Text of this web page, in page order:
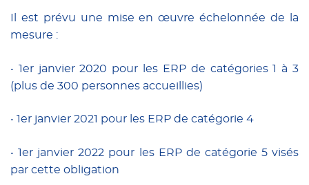
Il est prévu une mise en œuvre échelonnée de la
mesure :
• 1er janvier 2020 pour les ERP de catégories 1 à 3
(plus de 300 personnes accueillies)
• 1er janvier 2021 pour les ERP de catégorie 4
• 1er janvier 2022 pour les ERP de catégorie 5 visés
par cette obligation